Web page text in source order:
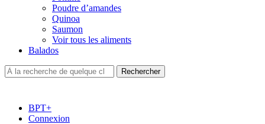
Poudre d’amandes
Quinoa
Saumon
Voir tous les aliments
Balados
BPT+
Connexion